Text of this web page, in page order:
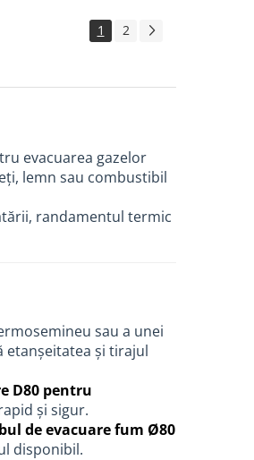
1 2
evacuarea gazelor
lemn sau combustibil
randamentul termic
sau a unei
etanșeitatea și tirajul
D80 pentru
și sigur.
de evacuare fum Ø80
disponibil.